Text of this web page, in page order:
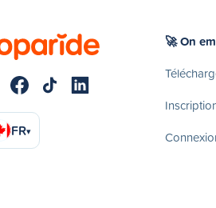
FR▾
🚀 On